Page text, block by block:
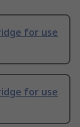
for use
for use